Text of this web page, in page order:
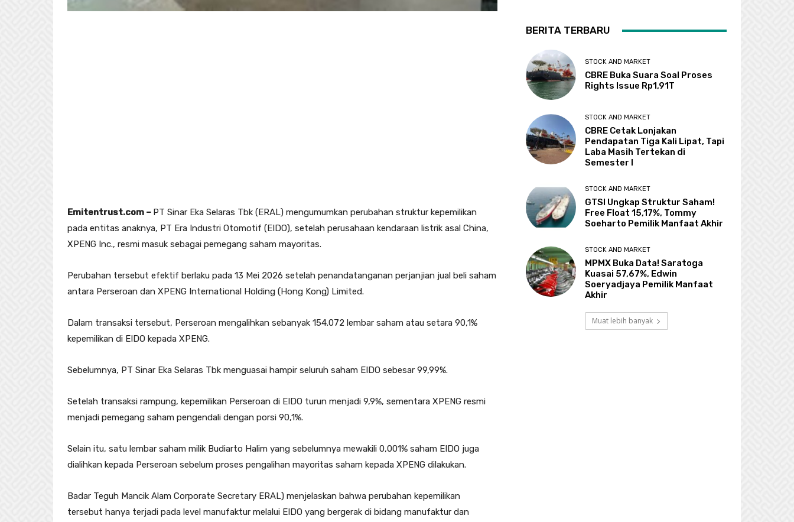
Emitentrust.com – PT Sinar Eka Selaras Tbk (ERAL) mengumumkan perubahan struktur kepemilikan
pada entitas anaknya, PT Era Industri Otomotif (EIDO), setelah perusahaan kendaraan listrik asal China,
XPENG Inc., resmi masuk sebagai pemegang saham mayoritas.
Perubahan tersebut efektif berlaku pada 13 Mei 2026 setelah penandatanganan perjanjian jual beli saham
antara Perseroan dan XPENG International Holding (Hong Kong) Limited.
Dalam transaksi tersebut, Perseroan mengalihkan sebanyak 154.072 lembar saham atau setara 90,1%
kepemilikan di EIDO kepada XPENG.
Sebelumnya, PT Sinar Eka Selaras Tbk menguasai hampir seluruh saham EIDO sebesar 99,99%.
Setelah transaksi rampung, kepemilikan Perseroan di EIDO turun menjadi 9,9%, sementara XPENG resmi
menjadi pemegang saham pengendali dengan porsi 90,1%.
Selain itu, satu lembar saham milik Budiarto Halim yang sebelumnya mewakili 0,001% saham EIDO juga
dialihkan kepada Perseroan sebelum proses pengalihan mayoritas saham kepada XPENG dilakukan.
Badar Teguh Mancik Alam Corporate Secretary ERAL) menjelaskan bahwa perubahan kepemilikan
tersebut hanya terjadi pada level manufaktur melalui EIDO yang bergerak di bidang manufaktur dan
BERITA TERBARU
STOCK AND MARKET
CBRE Buka Suara Soal Proses
Rights Issue Rp1,91T
STOCK AND MARKET
CBRE Cetak Lonjakan
Pendapatan Tiga Kali Lipat, Tapi
Laba Masih Tertekan di
Semester I
STOCK AND MARKET
GTSI Ungkap Struktur Saham!
Free Float 15,17%, Tommy
Soeharto Pemilik Manfaat Akhir
STOCK AND MARKET
MPMX Buka Data! Saratoga
Kuasai 57,67%, Edwin
Soeryadjaya Pemilik Manfaat
Akhir
Muat lebih banyak